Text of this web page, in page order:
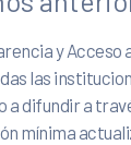
y Acceso
las
difundir a
mínima